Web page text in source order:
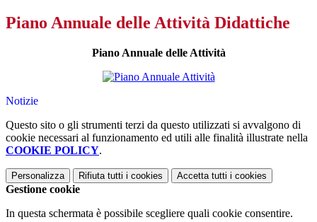
Piano Annuale delle Attività Didattiche
Piano Annuale delle Attività
Notizie
Questo sito o gli strumenti terzi da questo utilizzati si avvalgono di
cookie necessari al funzionamento ed utili alle finalità illustrate nella
COOKIE POLICY.
Personalizza Rifiuta tutti i cookies Accetta tutti i cookies
Gestione cookie
In questa schermata è possibile scegliere quali cookie consentire.